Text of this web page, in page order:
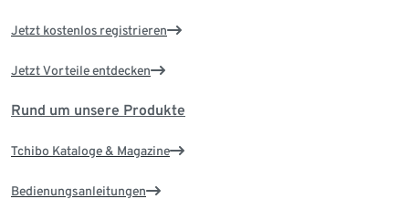
Jetzt kostenlos registrieren
Jetzt Vorteile entdecken
Rund um unsere Produkte
Tchibo Kataloge & Magazine
Bedienungsanleitungen